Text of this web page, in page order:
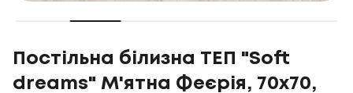
Постільна білизна ТЕП "Soft
dreams" М'ятна Феєрія, 70x70,